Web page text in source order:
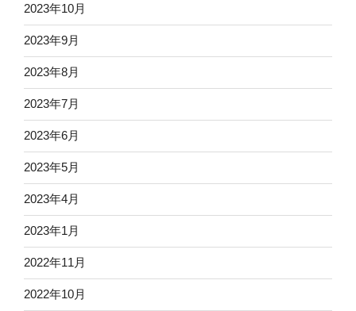
2023年10月
2023年9月
2023年8月
2023年7月
2023年6月
2023年5月
2023年4月
2023年1月
2022年11月
2022年10月